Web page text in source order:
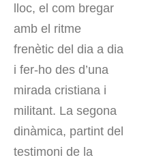
lloc, el com bregar
amb el ritme
frenètic del dia a dia
i fer-ho des d’una
mirada cristiana i
militant. La segona
dinàmica, partint del
testimoni de la